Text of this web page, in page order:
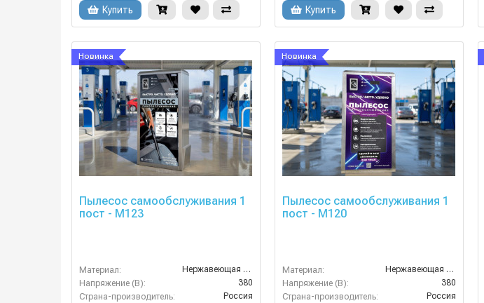
Купить Купить
Новинка
Пылесос самообслуживания 1
пост - М123
Материал:
Нержавеющая Сталь
Напряжение (В):
380
Страна-производитель:
Россия
Новинка
Пылесос самообслуживания 1
пост - М120
Материал:
Нержавеющая Сталь
Напряжение (В):
380
Страна-производитель:
Россия